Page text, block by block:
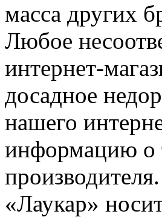
масса других
Любое
интернет-
досадное
нашего
информацию о
«Лаукар»